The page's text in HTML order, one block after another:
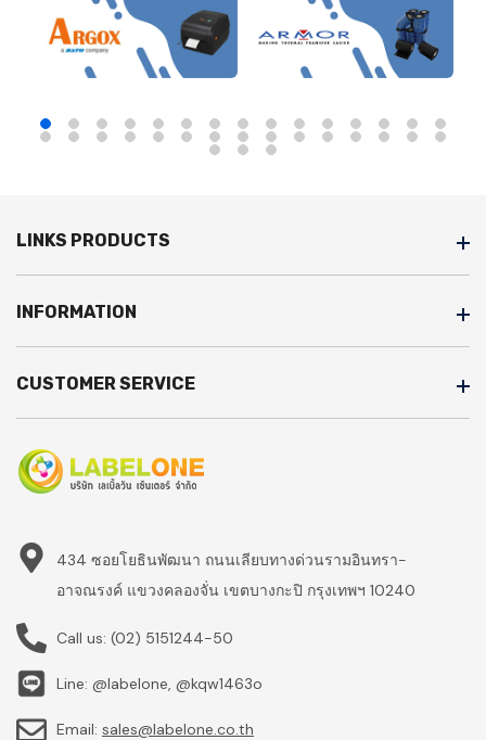
LINKS PRODUCTS
INFORMATION
CUSTOMER SERVICE
434 ซอยโยธินพัฒนา ถนนเลียบทางด่วนรามอินทรา-
อาจณรงค์ แขวงคลองจั่น เขตบางกะปิ กรุงเทพฯ 10240
Call us: (02) 5151244-50
Line: @labelone, @kqw1463o
Email: sales@labelone.co.th